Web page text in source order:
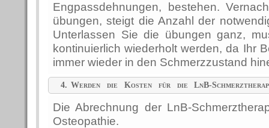
Engpassdehnungen, bestehen.
übungen, steigt die Anzahl der
Unterlassen Sie die übungen ganz,
kontinuierlich wiederholt werden, da Ihr
immer wieder in den Schmerzzustand
4. Werden die Kosten für die LnB-
übernommen?
Die Abrechnung der LnB-
Osteopathie.